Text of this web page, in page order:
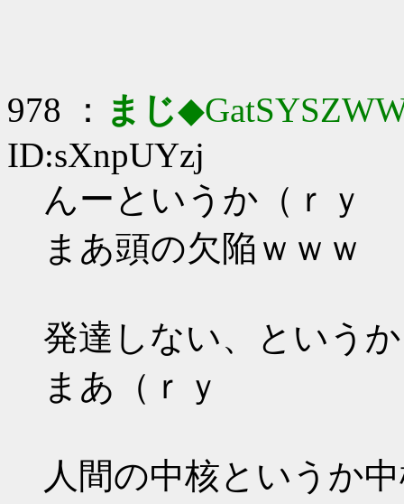
978 ： まじ
ID:sXnpUYzj
んーというか（ｒｙ
まあ頭の欠陥ｗｗｗ
発達しない、というか
まあ（ｒｙ
人間の中核というか